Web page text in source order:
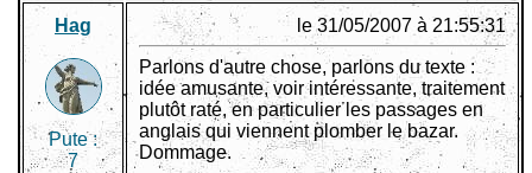
Hag
Pute :
7
le 31/05/2007 à 21:55:31
Parlons d'autre chose, parlons du texte :
idée amusante, voir intéressante, traitement
plutôt raté, en particulier les passages en
anglais qui viennent plomber le bazar.
Dommage.